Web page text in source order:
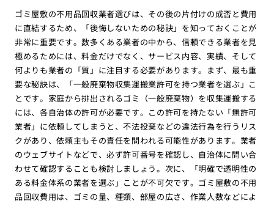
ゴミ屋敷の不用品回収業者選びは、その後の片付けの成否と費用
に直結するため、「後悔しないための秘訣」を知っておくことが
非常に重要です。数多くある業者の中から、信頼できる業者を見
極めるためには、料金だけでなく、サービス内容、実績、そして
何よりも業者の「質」に注目する必要があります。まず、最も重
要な秘訣は、「一般廃棄物収集運搬業許可を持つ業者を選ぶ」こ
とです。家庭から排出されるゴミ（一般廃棄物）を収集運搬する
には、各自治体の許可が必要です。この許可を持たない「無許可
業者」に依頼してしまうと、不法投棄などの違法行為を行うリス
クがあり、依頼主もその責任を問われる可能性があります。業者
のウェブサイトなどで、必ず許可番号を確認し、自治体に問い合
わせて確認することも検討しましょう。次に、「明確で透明性の
ある料金体系の業者を選ぶ」ことが不可欠です。ゴミ屋敷の不用
品回収費用は、ゴミの量、種類、部屋の広さ、作業人数などによ